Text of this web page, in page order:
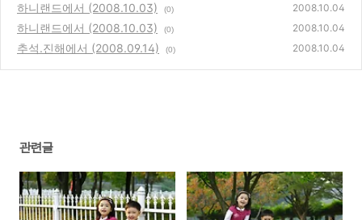
하니랜드에서 (2008.10.03) (0) 2008.10.04
하니랜드에서 (2008.10.03) (0) 2008.10.04
추석.진해에서 (2008.09.14) (0) 2008.10.04
관련글